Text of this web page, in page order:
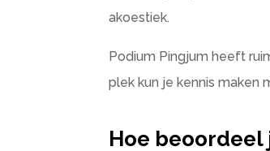
akoestiek.
Podium Pingjum heeft
plek kun je kennis maken
Hoe